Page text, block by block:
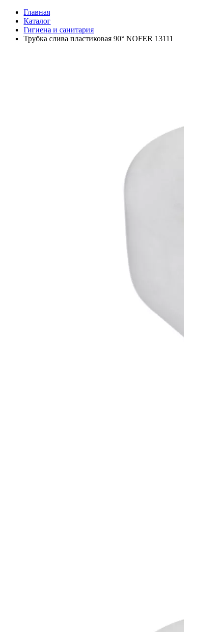
Главная
Каталог
Гигиена и санитария
Трубка слива пластиковая 90° NOFER 13111